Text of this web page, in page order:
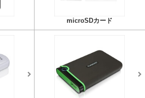
microSDカード